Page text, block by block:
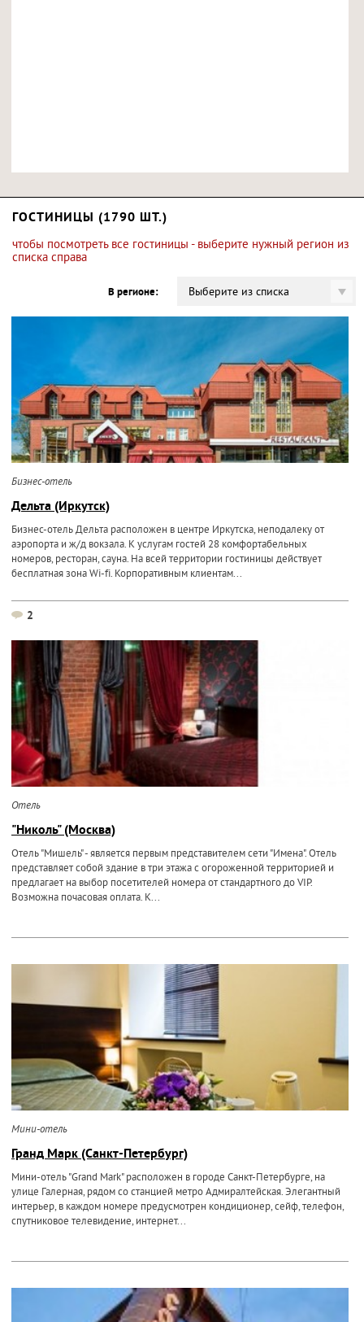
ГОСТИНИЦЫ (1790 ШТ.)
чтобы посмотреть все гостиницы - выберите нужный регион из
списка справа
В регионе: Выберите из списка
Бизнес-отель
Дельта (Иркутск)
Бизнес-отель Дельта расположен в центре Иркутска, неподалеку от
аэропорта и ж/д вокзала. К услугам гостей 28 комфортабельных
номеров, ресторан, сауна. На всей территории гостиницы действует
бесплатная зона Wi-fi. Корпоративным клиентам...
2
Отель
"Николь" (Москва)
Отель "Мишель" - является первым представителем сети "Имена". Отель
представляет собой здание в три этажа с огороженной территорией и
предлагает на выбор посетителей номера от стандартного до VIP.
Возможна почасовая оплата. К...
Мини-отель
Гранд Марк (Санкт-Петербург)
Мини-отель "Grand Mark" расположен в городе Санкт-Петербурге, на
улице Галерная, рядом со станцией метро Адмиралтейская. Элегантный
интерьер, в каждом номере предусмотрен кондиционер, сейф, телефон,
спутниковое телевидение, интернет...